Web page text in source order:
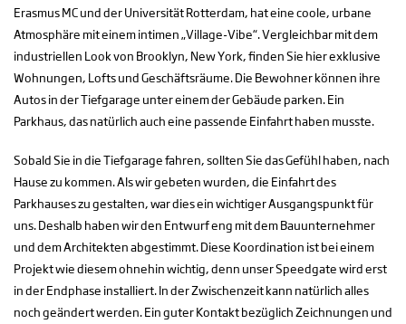
Erasmus MC und der Universität Rotterdam, hat eine coole, urbane
Atmosphäre mit einem intimen „Village-Vibe“. Vergleichbar mit dem
industriellen Look von Brooklyn, New York, finden Sie hier exklusive
Wohnungen, Lofts und Geschäftsräume. Die Bewohner können ihre
Autos in der Tiefgarage unter einem der Gebäude parken. Ein
Parkhaus, das natürlich auch eine passende Einfahrt haben musste.
Sobald Sie in die Tiefgarage fahren, sollten Sie das Gefühl haben, nach
Hause zu kommen. Als wir gebeten wurden, die Einfahrt des
Parkhauses zu gestalten, war dies ein wichtiger Ausgangspunkt für
uns. Deshalb haben wir den Entwurf eng mit dem Bauunternehmer
und dem Architekten abgestimmt. Diese Koordination ist bei einem
Projekt wie diesem ohnehin wichtig, denn unser Speedgate wird erst
in der Endphase installiert. In der Zwischenzeit kann natürlich alles
noch geändert werden. Ein guter Kontakt bezüglich Zeichnungen und